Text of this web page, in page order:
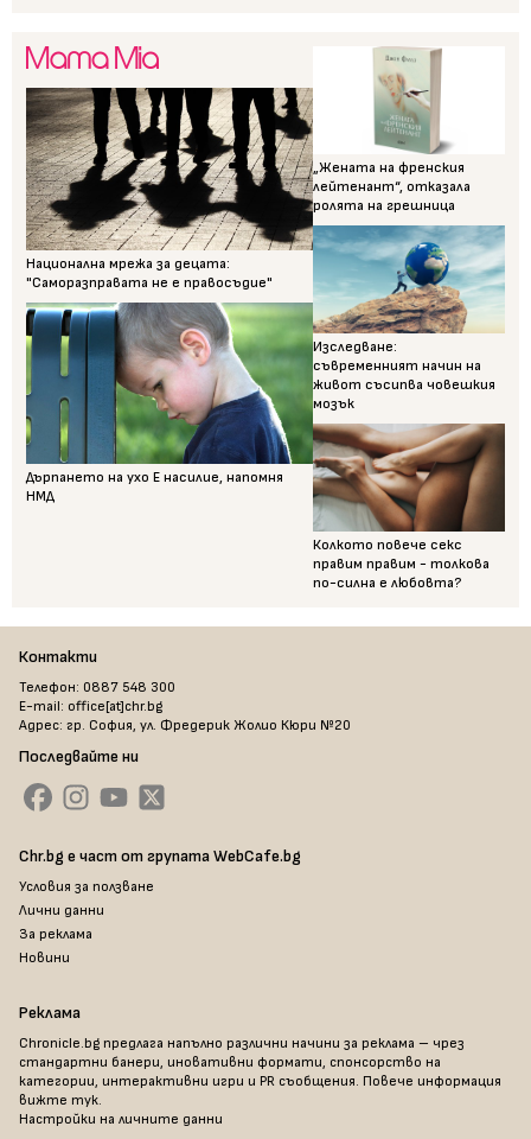
Национална мрежа за децата:
"Саморазправата не е правосъдие"
Дърпането на ухо Е насилие, напомня
НМД
„Жената на френския
лейтенант“, отказала
ролята на грешница
Изследване:
съвременният начин на
живот съсипва човешкия
мозък
Колкото повече секс
правим правим - толкова
по-силна е любовта?
Контакти
Телефон: 0887 548 300
E-mail: office[at]chr.bg
Адрес: гр. София, ул. Фредерик Жолио Кюри №20
Последвайте ни
Chr.bg е част от групата WebCafe.bg
Условия за ползване
Лични данни
За реклама
Новини
Реклама
Chronicle.bg предлага напълно различни начини за реклама – чрез
стандартни банери, иновативни формати, спонсорство на
категории, интерактивни игри и PR съобщения. Повече информация
вижте тук.
Настройки на личните данни